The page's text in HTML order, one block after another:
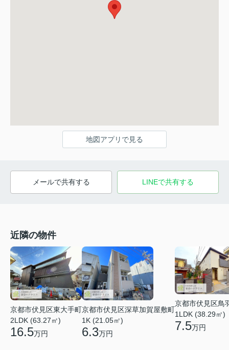
地図アプリで見る
メールで共有する LINEで共有する
近隣の物件
京都市伏見区東大手町
2LDK (63.27㎡)
16.5万円
京都市伏見区深草加賀屋敷町
1K (21.05㎡)
6.3万円
京都市伏見区鳥
1LDK (38.29㎡)
7.5万円